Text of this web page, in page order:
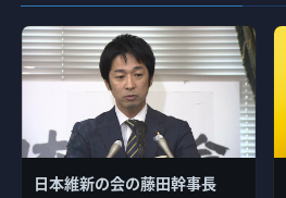
日本維新の会の藤田幹事長